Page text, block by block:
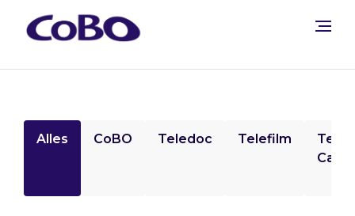
Alles CoBO Teledoc Telefilm